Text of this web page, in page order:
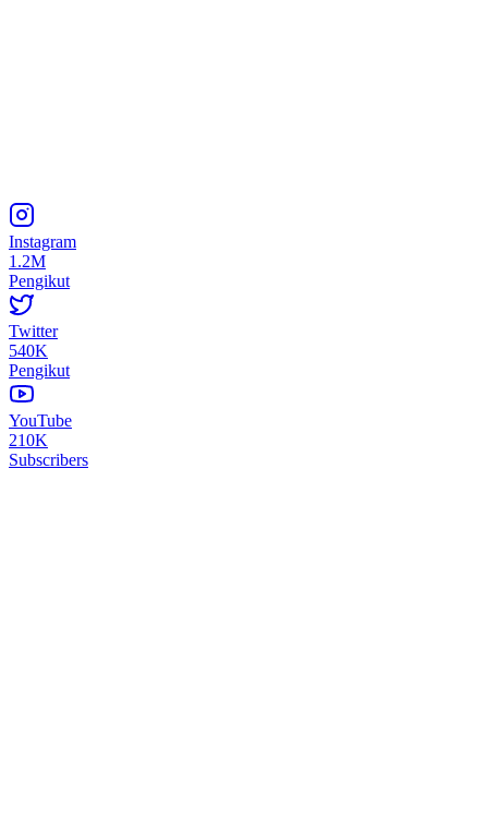
Instagram
1.2M
Pengikut
Twitter
540K
Pengikut
YouTube
210K
Subscribers